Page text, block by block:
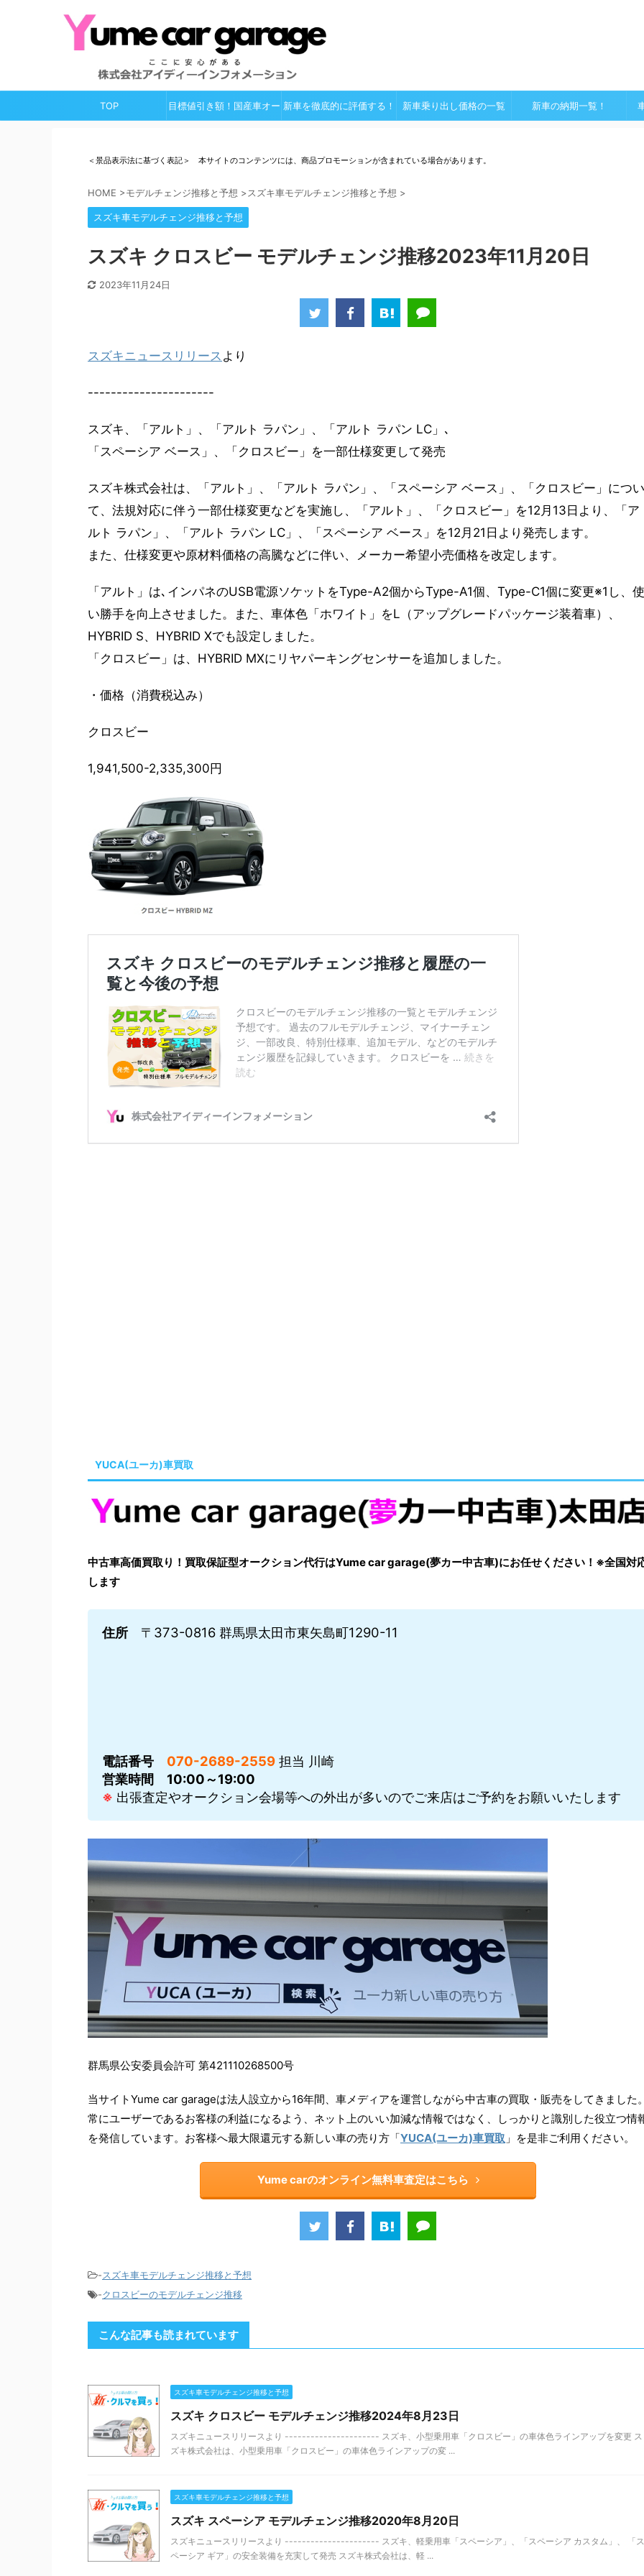
TOP 目標値引き額！国産車オー 新車を徹底的に評価する！ 新車乗り出し価格の一覧 新車の納期一覧！
＜景品表示法に基づく表記＞ 本サイトのコンテンツには、商品プロモーションが含まれている場合があります。
HOME >モデルチェンジ推移と予想 >スズキ車モデルチェンジ推移と予想 >
スズキ車モデルチェンジ推移と予想
スズキ クロスビー モデルチェンジ推移2023年11月20日
2023年11月24日
スズキニュースリリース より
----------------------
スズキ、「アルト」、「アルト ラパン」、「アルト ラパン LC」､
「スペーシア ベース」、「クロスビー」を一部仕様変更して発売
スズキ株式会社は、「アルト」、「アルト ラパン」、「スペーシア ベース」、「クロスビー」につい
て、法規対応に伴う一部仕様変更などを実施し、「アルト」、「クロスビー」を12月13日より、「ア
ルト ラパン」、「アルト ラパン LC」、「スペーシア ベース」を12月21日より発売します。
また、仕様変更や原材料価格の高騰などに伴い、メーカー希望小売価格を改定します。
「アルト」は､インパネのUSB電源ソケットをType-A2個からType-A1個、Type-C1個に変更※1し、使
い勝手を向上させました。また、車体色「ホワイト」をL（アップグレードパッケージ装着車）、
HYBRID S、HYBRID Xでも設定しました。
「クロスビー」は、HYBRID MXにリヤパーキングセンサーを追加しました。
・価格（消費税込み）
クロスビー
1,941,500-2,335,300円
YUCA(ユーカ)車買取
中古車高価買取り！買取保証型オークション代行はYume car garage(夢カー中古車)にお任せください！※全国対
します
住所 〒373-0816 群馬県太田市東矢島町1290-11
電話番号 070-2689-2559 担当 川崎
営業時間
10:00～19:00
※ 出張査定やオークション会場等への外出が多いのでご来店はご予約をお願いいたします
群馬県公安委員会許可 第421110268500号
当サイトYume car garageは法人設立から16年間、車メディアを運営しながら中古車の買取・販売をしてきました
常にユーザーであるお客様の利益になるよう、ネット上のいい加減な情報ではなく、しっかりと識別した役立つ情
を発信しています。お客様へ最大限還元する新しい車の売り方「YUCA(ユーカ)車買取 」を是非ご利用ください。
Yume carのオンライン無料車査定はこちら
-スズキ車モデルチェンジ推移と予想
-クロスビーのモデルチェンジ推移
こんな記事も読まれています
スズキ車モデルチェンジ推移と予想
スズキ クロスビー モデルチェンジ推移2024年8月23日
スズキニュースリリースより ---------------------- スズキ、小型乗用車「クロスビー」の車体色ラインアップを変更 ス
ズキ株式会社は、小型乗用車「クロスビー」の車体色ラインアップの変 ...
スズキ車モデルチェンジ推移と予想
スズキ スペーシア モデルチェンジ推移2020年8月20日
スズキニュースリリースより ---------------------- スズキ、軽乗用車「スペーシア」、「スペーシア カスタム」、 「ス
ペーシア ギア」の安全装備を充実して発売 スズキ株式会社は、軽 ...